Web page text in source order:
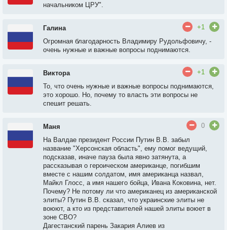
начальником ЦРУ".
Галина
+1
Огромная благодарность Владимиру Рудольфовичу, -
очень нужные и важные вопросы поднимаются.
Виктора
+1
То, что очень нужные и важные вопросы поднимаются,
это хорошо. Но, почему то власть эти вопросы не
спешит решать.
Маня
0
На Валдае президент России Путин В.В. забыл
название "Херсонская область", ему помог ведущий,
подсказав, иначе пауза была явно затянута, а
рассказывая о героическом американце, погибшим
вместе с нашим солдатом, имя американца назвал,
Майкл Глосс, а имя нашего бойца, Ивана Коковина, нет.
Почему? Не потому ли что американец из американской
элиты? Путин В.В. сказал, что украинские элиты не
воюют, а кто из представителей нашей элиты воюет в
зоне СВО?
Дагестанский парень Закария Алиев из